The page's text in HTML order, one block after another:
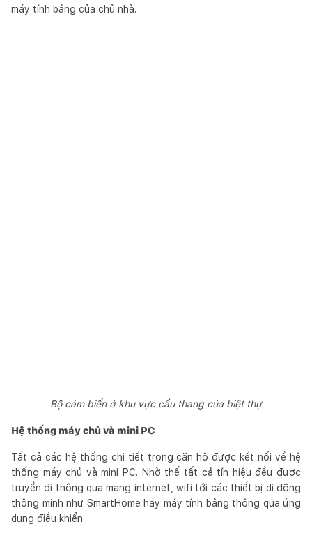
máy tính bảng của chủ nhà.
Bộ cảm biến ở khu vực cầu thang của biệt thự
Hệ thống máy chủ và mini PC
Tất cả các hệ thống chi tiết trong căn hộ được kết nối về hệ
thống máy chủ và mini PC. Nhờ thế tất cả tín hiệu đều được
truyền đi thông qua mạng internet, wifi tới các thiết bị di động
thông minh như SmartHome hay máy tính bảng thông qua ứng
dụng điều khiển.